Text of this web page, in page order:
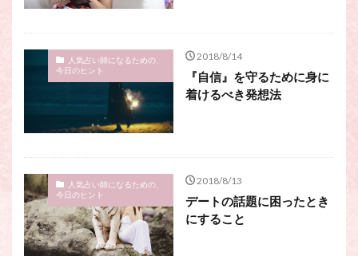
人気占い師になるための、
今日のヒント
2018/8/14
『自信』を守るために身に
着けるべき発想法
人気占い師になるための、
今日のヒント
2018/8/13
デートの話題に困ったとき
にすること
カウンセラー、占いカウンセリング、占いセラピー、占い師、
占いカウンセリング
スピリチュアルカウンセラー
スピリチュアル講座
パワースポット
則
占いカウンセラー